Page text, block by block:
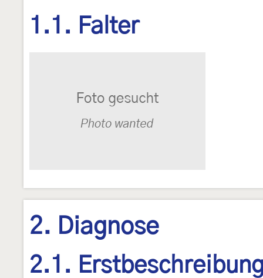
1.1. Falter
2. Diagnose
2.1.